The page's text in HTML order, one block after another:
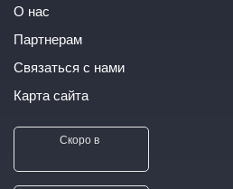
О нас
Партнерам
Связаться с нами
Карта сайта
Скоро в